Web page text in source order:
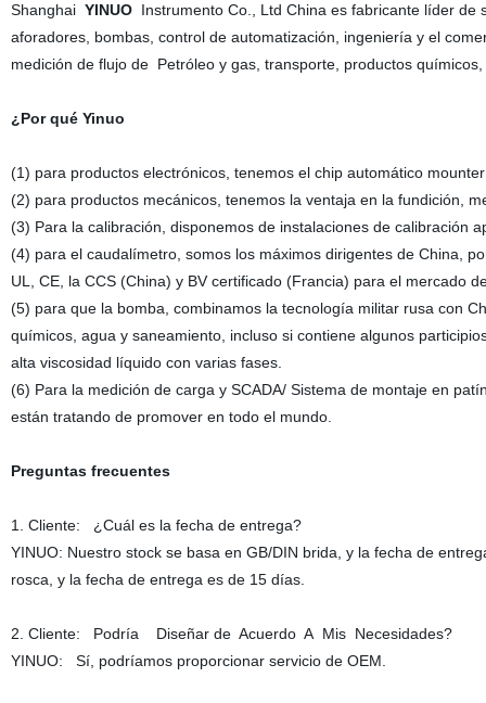
Shanghai YINUOInstrumento Co., Ltd China es fabricante líder de
aforadores, bombas, control de automatización, ingeniería y el
medición de flujo de Petróleo y gas, transporte, productos
¿Por qué Yinuo
(1) para productos electrónicos, tenemos el chip automático
(2) para productos mecánicos, tenemos la ventaja en la fundición,
(3) Para la calibración, disponemos de instalaciones de calibración
(4) para el caudalímetro, somos los máximos dirigentes de China,
UL, CE, la CCS (China) y BV certificado (Francia) para el mercado
(5) para que la bomba, combinamos la tecnología militar rusa con
químicos, agua y saneamiento, incluso si contiene algunos
alta viscosidad líquido con varias fases.
(6) Para la medición de carga y SCADA/ Sistema de montaje en
están tratando de promover en todo el mundo.
Preguntas frecuentes
1. Cliente: ¿Cuál es la fecha de entrega?
YINUO: Nuestro stock se basa en GB/DIN brida, y la fecha de
rosca, y la fecha de entrega es de 15 días.
2. Cliente: Podría Diseñar de Acuerdo A Mis Necesidades?
YINUO: Sí, podríamos proporcionar servicio de OEM.